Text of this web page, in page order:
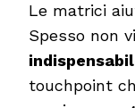
Le matrici
Spesso non
touchpoint